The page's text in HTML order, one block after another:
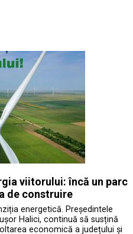
viitorului: încă un parc
de construire
energetică. Președintele
Halici, continuă să susțină
economică a județului și